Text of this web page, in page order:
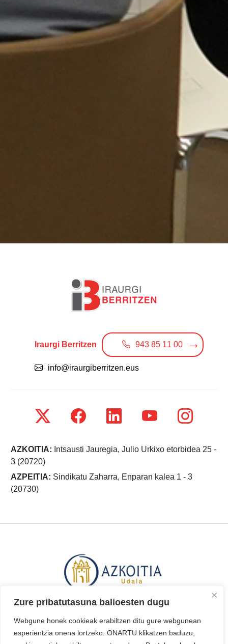
Zure pribatutasuna balioesten dugu
Webgune honek cookieak erabiltzen ditu gure webgunean
esperientzia onena lortzeko. ONARTU klikatzen baduzu,
AZKOITIA: Intsausti Jauregia, Julio Urkixo etorbidea 25 -
3 (20720)
AZPEITIA: Sindikatu Zaharra, Enparan kalea 1 - 3
(20730)
Iraurgi Berritzen 943 85 11 00
info@iraurgiberritzen.eus